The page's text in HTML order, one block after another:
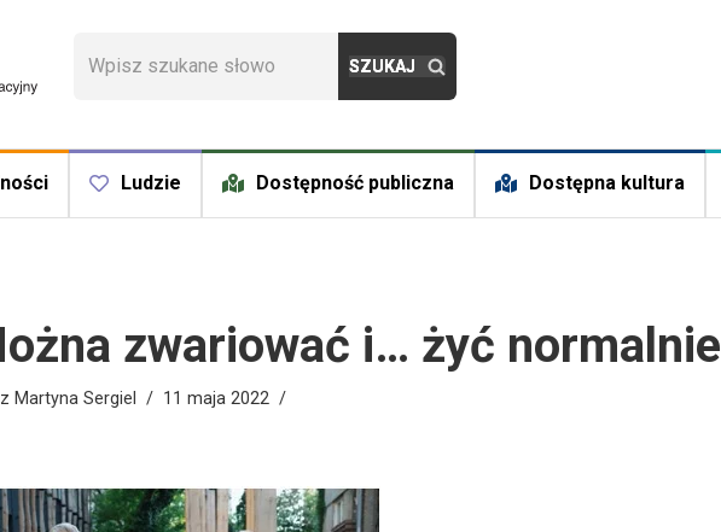
Ludzie Dostępność publiczna Dostępna kultura
zwariować i… żyć normalnie
Martyna Sergiel 11 maja 2022